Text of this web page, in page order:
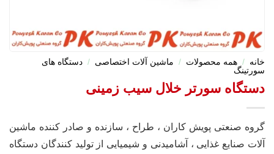
خانه / همه محصولات / ماشین آلات اختصاصی / دستگاه های
سورتینگ
دستگاه سورتر خلال سیب زمینی
گروه صنعتی پویش کاران ، طراح ، سازنده و صادر کننده ماشین
آلات صنایع غذایی ، آشامیدنی و شیمیایی از تولید کنندگان دستگاه